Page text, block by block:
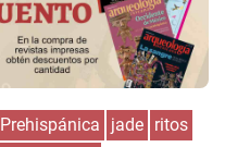
Prehispánica jade ritos